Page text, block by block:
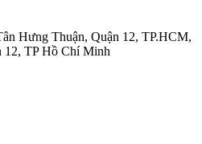
Hưng Thuận, Quận 12, TP.HCM,
12, TP Hồ Chí Minh